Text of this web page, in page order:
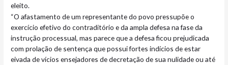
eleito.
“O afastamento de um representante do povo pressupõe o
exercício efetivo do contraditório e da ampla defesa na fase da
instrução processual, mas parece que a defesa ficou prejudicada
com prolação de sentença que possui fortes indícios de estar
eivada de vícios ensejadores de decretação de sua nulidade ou até